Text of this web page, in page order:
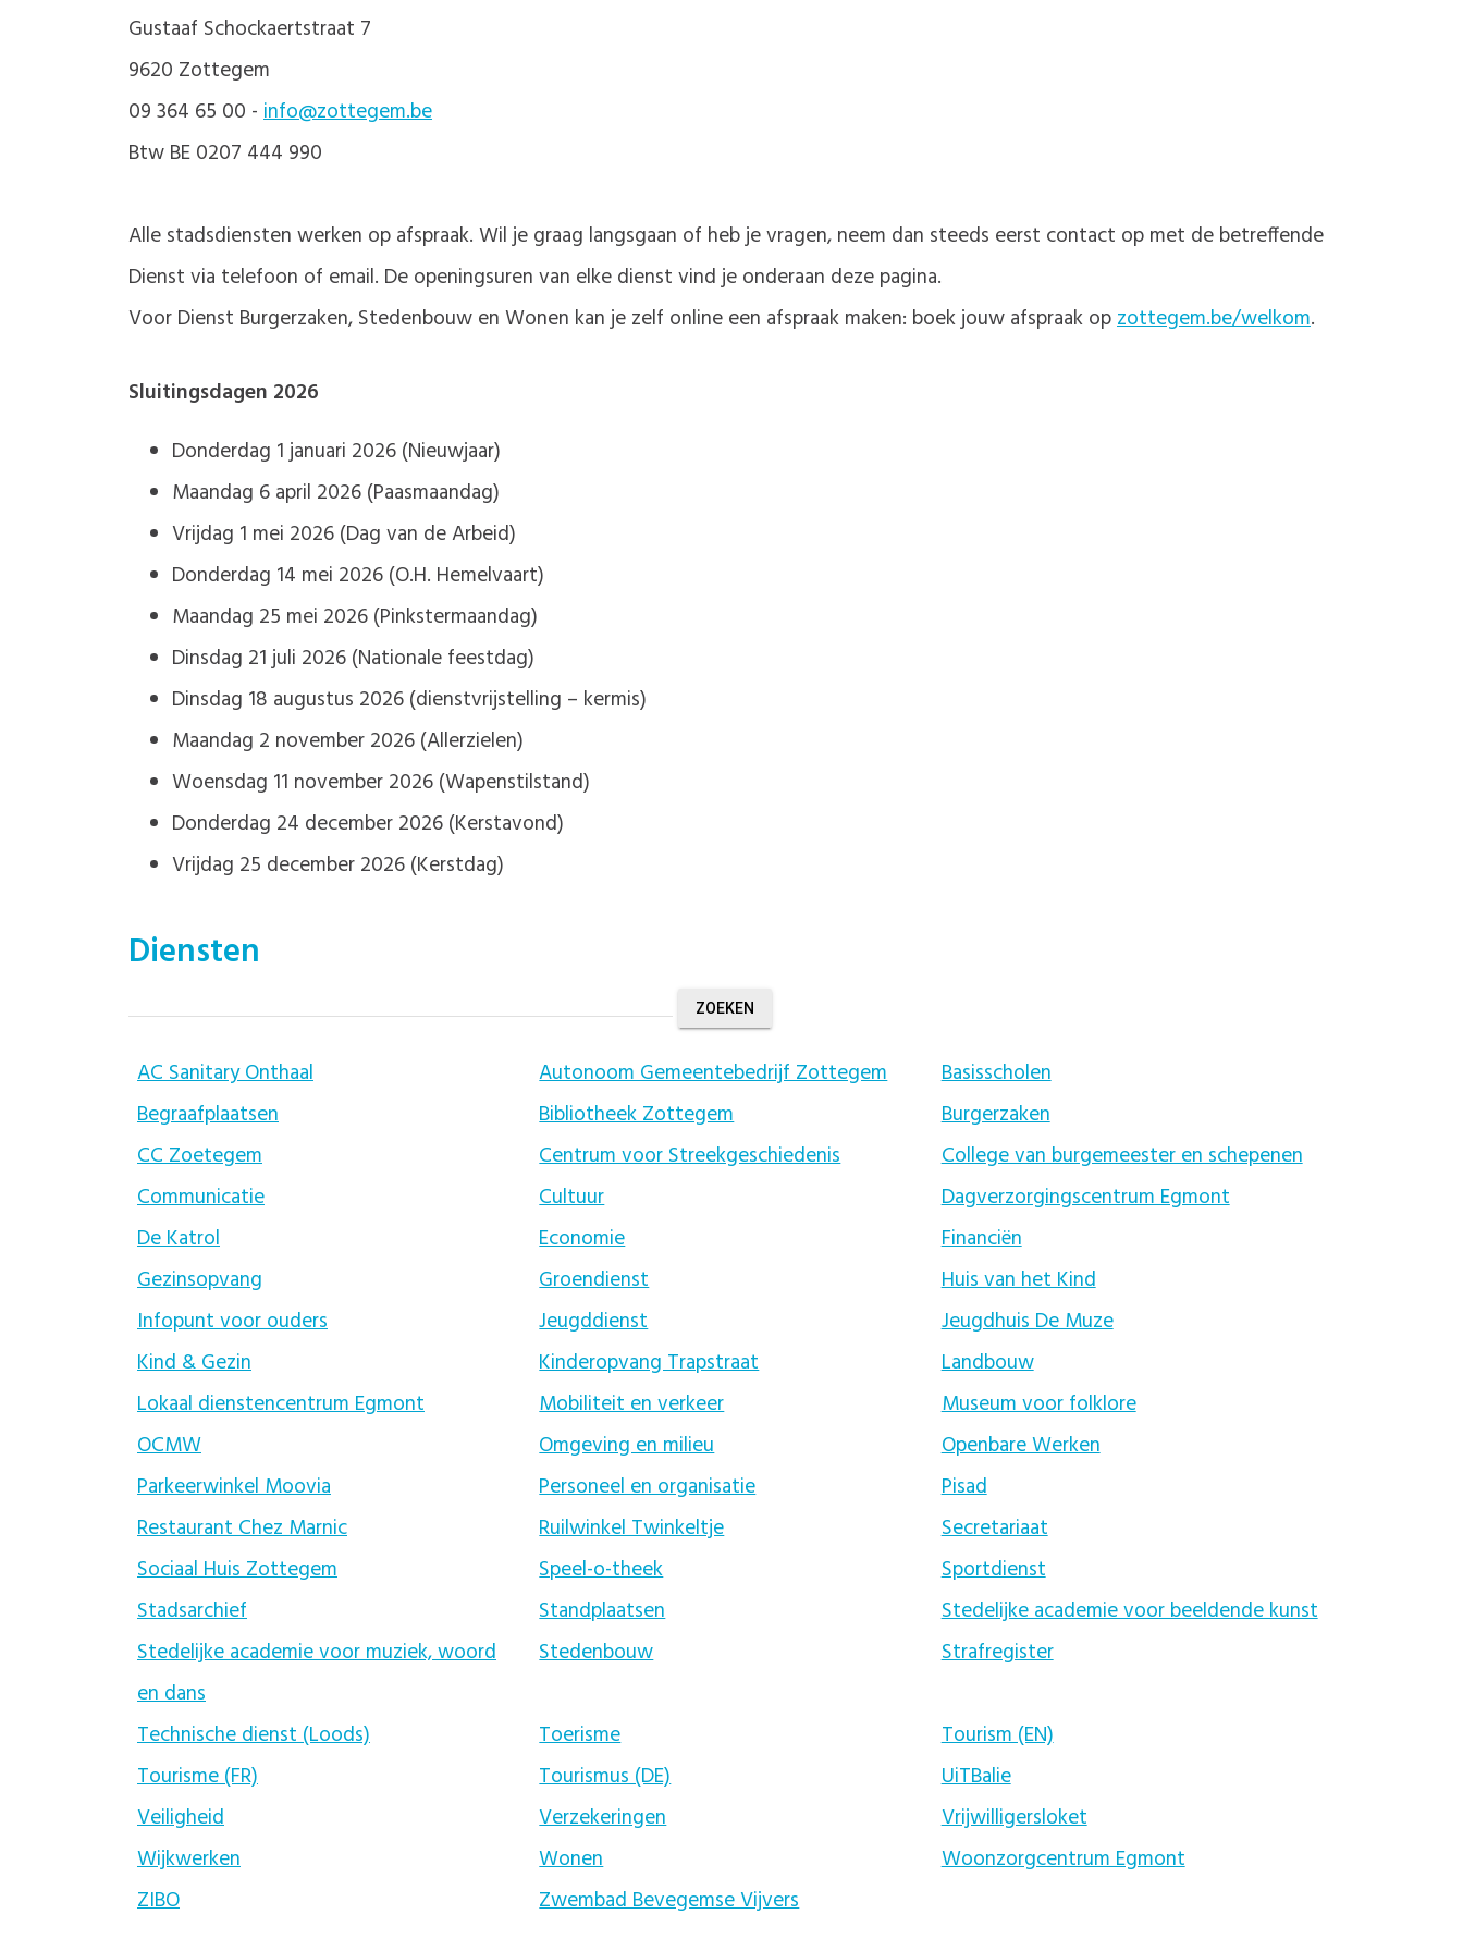
Gustaaf Schockaertstraat 7
9620 Zottegem
09 364 65 00 - info@zottegem.be
Btw BE 0207 444 990
Alle stadsdiensten werken op afspraak. Wil je graag langsgaan of heb je vragen, neem dan steeds eerst contact op met de betreffende
Dienst via telefoon of email. De openingsuren van elke dienst vind je onderaan deze pagina.
Voor Dienst Burgerzaken, Stedenbouw en Wonen kan je zelf online een afspraak maken: boek jouw afspraak opzottegem.be/welkom.
Sluitingsdagen 2026
Donderdag 1 januari 2026 (Nieuwjaar)
Maandag 6 april 2026 (Paasmaandag)
Vrijdag 1 mei 2026 (Dag van de Arbeid)
Donderdag 14 mei 2026 (O.H. Hemelvaart)
Maandag 25 mei 2026 (Pinkstermaandag)
Dinsdag 21 juli 2026 (Nationale feestdag)
Dinsdag 18 augustus 2026 (dienstvrijstelling – kermis)
Maandag 2 november 2026 (Allerzielen)
Woensdag 11 november 2026 (Wapenstilstand)
Donderdag 24 december 2026 (Kerstavond)
Vrijdag 25 december 2026 (Kerstdag)
Diensten
AC Sanitary Onthaal Autonoom Gemeentebedrijf Zottegem
Basisscholen
Begraafplaatsen
Bibliotheek Zottegem
Burgerzaken
CC Zoetegem
Centrum voor Streekgeschiedenis
College van burgemeester en schepenen
Communicatie
Cultuur
Dagverzorgingscentrum Egmont
De Katrol
Economie
Financiën
Gezinsopvang
Groendienst
Huis van het Kind
Infopunt voor ouders
Jeugddienst
Jeugdhuis De Muze
Kind & Gezin
Kinderopvang Trapstraat
Landbouw
Lokaal dienstencentrum Egmont
Mobiliteit en verkeer
Museum voor folklore
OCMW
Omgeving en milieu
Openbare Werken
Parkeerwinkel Moovia
Personeel en organisatie
Pisad
Restaurant Chez Marnic
Ruilwinkel Twinkeltje
Secretariaat
Sociaal Huis Zottegem
Speel-o-theek
Sportdienst
Stadsarchief
Standplaatsen
Stedelijke academie voor beeldende kunst
Stedelijke academie voor muziek, woord
en dans
Stedenbouw Strafregister
Technische dienst (Loods) Toerisme
Tourism (EN)
Tourisme (FR)
Tourismus (DE)
UiTBalie
Veiligheid
Verzekeringen
Vrijwilligersloket
Wijkwerken
Wonen
Woonzorgcentrum Egmont
ZIBO
Zwembad Bevegemse Vijvers